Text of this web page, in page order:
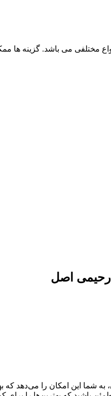
مختلفی می باشد. گزینه
رحیمی اصل
کیدز با ۵ سال سابقه درخشان، به شما